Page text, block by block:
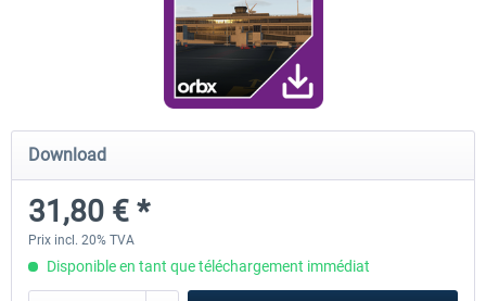
Airport Berlin Brandenburg V2 XP
30,20 € *
Download
31,80 € *
Prix incl. 20% TVA
Disponible en tant que téléchargement immédiat